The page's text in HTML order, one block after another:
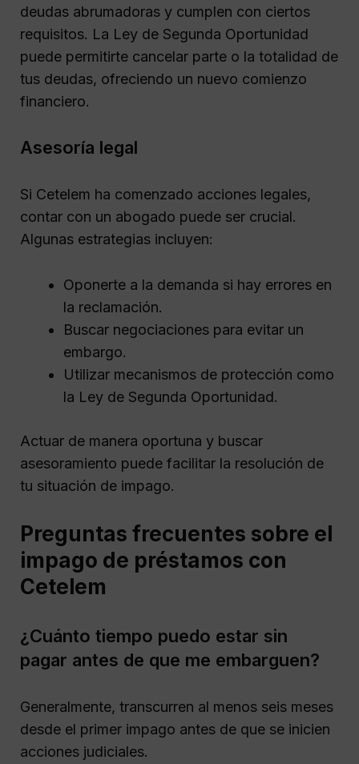
deudas abrumadoras y cumplen con ciertos
requisitos. La Ley de Segunda Oportunidad
puede permitirte cancelar parte o la totalidad de
tus deudas, ofreciendo un nuevo comienzo
financiero.
Asesoría legal
Si Cetelem ha comenzado acciones legales,
contar con un abogado puede ser crucial.
Algunas estrategias incluyen:
Oponerte a la demanda si hay errores en
la reclamación.
Buscar negociaciones para evitar un
embargo.
Utilizar mecanismos de protección como
la Ley de Segunda Oportunidad.
Actuar de manera oportuna y buscar
asesoramiento puede facilitar la resolución de
tu situación de impago.
Preguntas frecuentes sobre el
impago de préstamos con
Cetelem
¿Cuánto tiempo puedo estar sin
pagar antes de que me embarguen?
Generalmente, transcurren al menos seis meses
desde el primer impago antes de que se inicien
acciones judiciales.